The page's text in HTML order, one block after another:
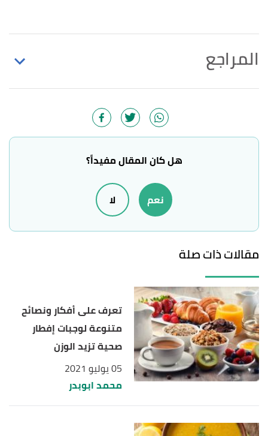
المراجع
30/11/2020, Retrieved 13/10/2022. Edited.
↑
Jillian Kubala (20/3/2018),"Is Nutella Healthy?
Ingredients, Nutrition and More"
, crowdedkitchen
2/8/2021, Retrieved 13/10/2022. Edited.
, Retrieved 13/10/2022. Edited.
هل كان المقال مفيداً؟
نعم لا
مقالات ذات صلة
تعرف على أفكار ونصائح
متنوعة لوجبات إفطار
صحية تزيد الوزن
05 يوليو 2021
محمد ابوبدر